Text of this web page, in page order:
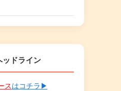
ドライン
スはコチラ▶